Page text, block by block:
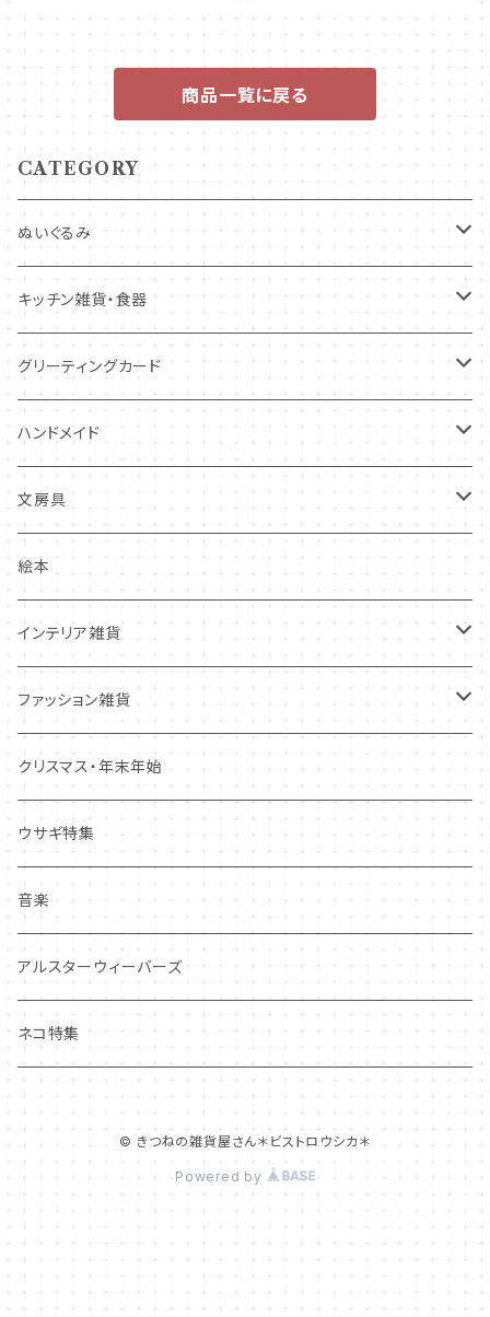
商品一覧に戻る
CATEGORY
ぬいぐるみ
キツネ
犬
その他
キッチン雑貨・食器
コースター・布製品
食器
その他
グリーティングカード
バースデーカード
多目的カード
クリスマス・冬の季節
ポストカード
ハンドメイド
ニードルフエルト
ワッペン
抜型、シリコンモールド
その他
文房具
ノート・メモ・付箋
レターセット
マステ・ステッカー等
しおり・ブックマーク
その他
絵本
インテリア雑貨
置物
布製品・ドイリー
マグネット
その他
ファッション雑貨
キーホルダー・バッグチャーム
アクセサリー
ポーチ・バッグ
ギフトバッグ・巾着
ハンカチ・手拭い
その他
クリスマス・年末年始
ウサギ特集
音楽
アルスターウィーバーズ
ネコ特集
© きつねの雑貨屋さん＊ビストロウシカ＊
Powered by